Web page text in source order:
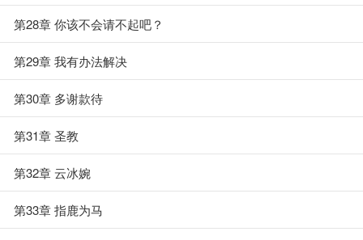
第28章 你该不会请不起吧？
第29章 我有办法解决
第30章 多谢款待
第31章 圣教
第32章 云冰婉
第33章 指鹿为马